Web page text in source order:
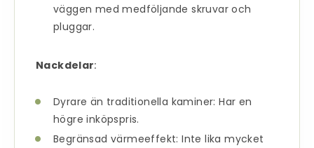
väggen med medföljande skruvar och
pluggar.
Nackdelar:
Dyrare än traditionella kaminer: Har en
högre inköpspris.
Begränsad värmeeffekt: Inte lika mycket